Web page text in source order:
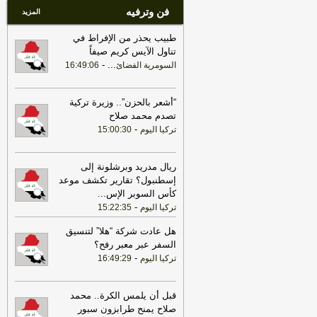
فن وترفيه المزيد
طبيب يحذر من الإفراط في
تناول الآيس كريم صيفاً
السومرية الفضائ...
-
16:49:06
“أشعر بالحزن”.. وزيرة تركية
تصدم محمد صلاح
تركيا اليوم -
15:00:30
ريال مدريد وبرشلونة إلى
إسطنبول؟ تقارير تكشف موعد
كأس السوبر الإس...
تركيا اليوم -
15:22:35
هل عادت شركة “هلا” لتنسيق
السفر عبر معبر رفح؟
تركيا اليوم -
16:49:29
قبل أن يلمس الكرة.. محمد
صلاح يمنح طرابزون سبور